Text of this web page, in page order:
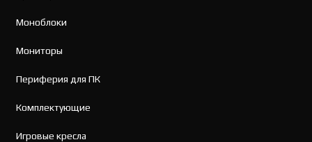
Моноблоки
Мониторы
Периферия для ПК
Комплектующие
Игровые кресла